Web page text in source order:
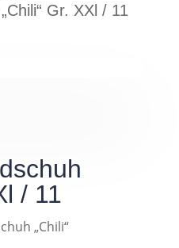
Gr. XXl / 11
/ 11
„Chili“